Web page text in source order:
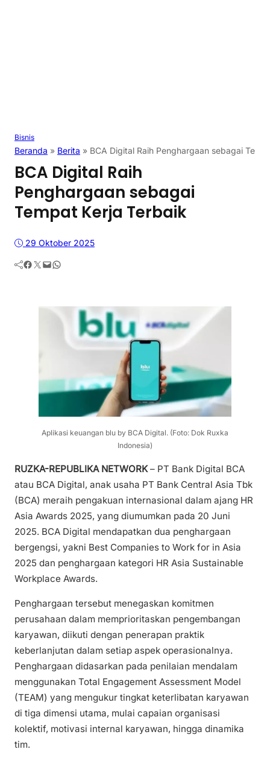
Bisnis
Beranda » Berita » BCA Digital Raih Penghargaan sebagai
BCA Digital Raih
Penghargaan sebagai
Tempat Kerja Terbaik
29 Oktober 2025
Facebook Twitter Mail WhatsApp
Aplikasi keuangan blu by BCA Digital. (Foto: Dok Ruxka
Indonesia)
RUZKA-REPUBLIKA NETWORK– PT Bank Digital BCA
atau BCA Digital, anak usaha PT Bank Central Asia Tbk
(BCA) meraih pengakuan internasional dalam ajang HR
Asia Awards 2025, yang diumumkan pada 20 Juni
2025. BCA Digital mendapatkan dua penghargaan
bergengsi, yakni Best Companies to Work for in Asia
2025 dan penghargaan kategori HR Asia Sustainable
Workplace Awards.
Penghargaan tersebut menegaskan komitmen
perusahaan dalam memprioritaskan pengembangan
karyawan, diikuti dengan penerapan praktik
keberlanjutan dalam setiap aspek operasionalnya.
Penghargaan didasarkan pada penilaian mendalam
menggunakan Total Engagement Assessment Model
(TEAM) yang mengukur tingkat keterlibatan karyawan
di tiga dimensi utama, mulai capaian organisasi
kolektif, motivasi internal karyawan, hingga dinamika
tim.